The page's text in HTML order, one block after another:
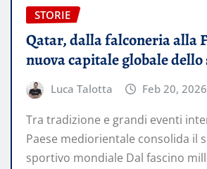
STORIE
Qatar, dalla falconeria alla
nuova capitale globale
Luca Talotta Feb 20, 2026
Tra tradizione e grandi eventi
Paese mediorientale consolida il
sportivo mondiale Dal fascino